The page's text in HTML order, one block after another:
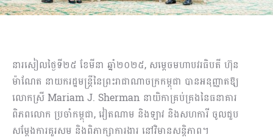
នារសៀលថ្ងៃទី២៥ ខែមីនា ឆ្នាំ២០២៥, សម្ដេចមហាបវរធិបតី ហ៊ុន
ម៉ាណែត នាយករដ្ឋមន្ត្រីនៃព្រះរាជាណាចក្រកម្ពុជា បានអនុញ្ញាតឱ្យ
លោកស្រី Mariam J. Sherman នាយិកាគ្រប់គ្រងនៃធនាគារ
ពិភពលោក ប្រចាំកម្ពុជា, វៀតណាម និងឡាវ និង​សហការី ចូលជួប
សម្តែងការគួរសម និងពិភាក្សាការងារ នៅវិមានសន្ដិភាព។